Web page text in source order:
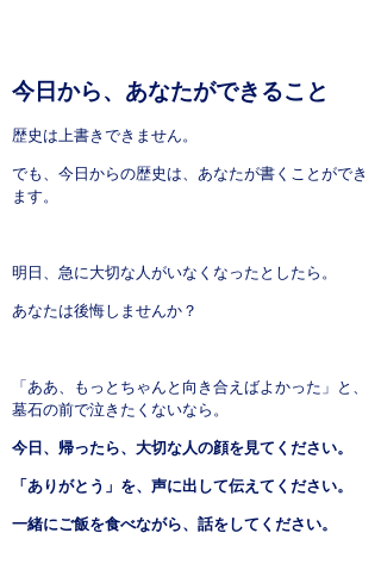
今日から、あなたができること
歴史は上書きできません。
でも、今日からの歴史は、あなたが書くことができ
ます。
明日、急に大切な人がいなくなったとしたら。
あなたは後悔しませんか？
「ああ、もっとちゃんと向き合えばよかった」と、
墓石の前で泣きたくないなら。
今日、帰ったら、大切な人の顔を見てください。
「ありがとう」を、声に出して伝えてください。
一緒にご飯を食べながら、話をしてください。